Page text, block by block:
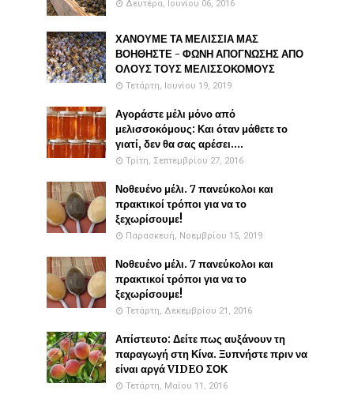
Δευτέρα, Ιουνίου 06, 2016
ΧΑΝΟΥΜΕ ΤΑ ΜΕΛΙΣΣΙΑ ΜΑΣ
ΒΟΗΘΗΣΤΕ - ΦΩΝΗ ΑΠΟΓΝΩΣΗΣ ΑΠΟ
ΟΛΟΥΣ ΤΟΥΣ ΜΕΛΙΣΣΟΚΟΜΟΥΣ
Τετάρτη, Ιουνίου 19, 2019
Αγοράστε μέλι μόνο από
μελισσοκόμους: Και όταν μάθετε το
γιατί, δεν θα σας αρέσει....
Τρίτη, Σεπτεμβρίου 27, 2016
Νοθευένο μέλι. 7 πανεύκολοι και
πρακτικοί τρόποι για να το
ξεχωρίσουμε!
Παρασκευή, Νοεμβρίου 15, 2019
Νοθευένο μέλι. 7 πανεύκολοι και
πρακτικοί τρόποι για να το
ξεχωρίσουμε!
Τετάρτη, Δεκεμβρίου 21, 2016
Απίστευτο: Δείτε πως αυξάνουν τη
παραγωγή στη Κίνα. Ξυπνήστε πριν να
είναι αργά VIDEO ΣΟΚ
Τετάρτη, Μαΐου 11, 2016